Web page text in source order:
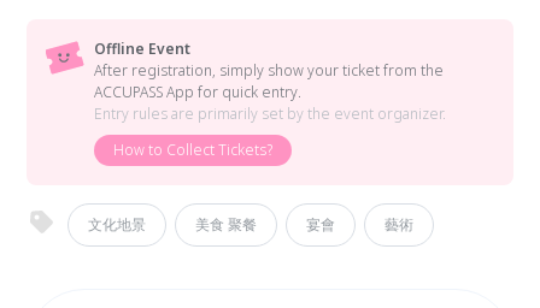
Offline Event
After registration, simply show your ticket from the
ACCUPASS App for quick entry.
Entry rules are primarily set by the event organizer.
How to Collect Tickets?
文化地景 美食 聚餐 宴會 藝術